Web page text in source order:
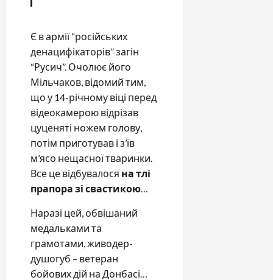
Є в армії “російських
денацифікаторів” загін
“Русич”. Очолює його
Мільчаков, відомий тим,
що у 14-річному віці перед
відеокамерою відрізав
цуценяті ножем голову,
потім приготував і з’їв
м’ясо нещасної тваринки.
Все це відбувалося на тлі
прапора зі свастикою…
Наразі цей, обвішаний
медальками та
грамотами, живодер-
душогуб – ветеран
бойових дій на Донбасі…